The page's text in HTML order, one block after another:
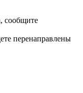
сообщите
перенаправлены